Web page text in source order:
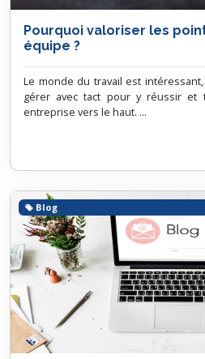
Pourquoi valoriser les
équipe ?
Le monde du travail est
gérer avec tact pour y réussir et
entreprise vers le haut. ...
Blog